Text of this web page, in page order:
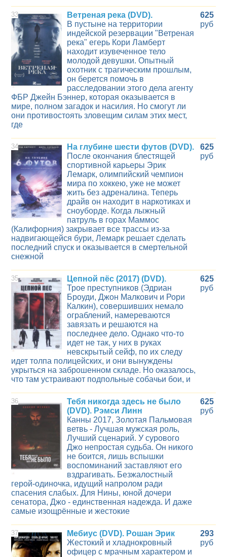
33
Ветреная река (DVD).
В пустыне на территории
индейской резервации "Ветреная
река" егерь Кори Ламберт
находит изувеченное тело
молодой девушки. Опытный
охотник с трагическим прошлым,
он берется помочь в
расследовании этого дела агенту
ФБР Джейн Бэннер, которая оказывается в
мире, полном загадок и насилия. Но смогут ли
они противостоять зловещим силам этих мест,
где
625
руб
34
На глубине шести футов (DVD).
После окончания блестящей
спортивной карьеры Эрик
Лемарк, олимпийский чемпион
мира по хоккею, уже не может
жить без адреналина. Теперь
драйв он находит в наркотиках и
сноуборде. Когда лыжный
патруль в горах Маммос
(Калифорния) закрывает все трассы из-за
надвигающейся бури, Лемарк решает сделать
последний спуск и оказывается в смертельной
снежной
625
руб
35
Цепной пёс (2017) (DVD).
Трое преступников (Эдриан
Броуди, Джон Малкович и Рори
Калкин), совершивших немало
ограблений, намереваются
завязать и решаются на
последнее дело. Однако что-то
идет не так, у них в руках
невскрытый сейф, по их следу
идет толпа полицейских, и они вынуждены
укрыться на заброшенном складе. Но оказалось,
что там устраивают подпольные собачьи бои, и
625
руб
36
Тебя никогда здесь не было
(DVD). Рэмси Линн
Канны 2017, Золотая Пальмовая
ветвь - Лучшая мужская роль,
Лучший сценарий. У сурового
Джо непростая судьба. Он никого
не боится, лишь вспышки
воспоминаний заставляют его
вздрагивать. Безжалостный
герой-одиночка, идущий напролом ради
спасения слабых. Для Нины, юной дочери
сенатора, Джо - единственная надежда. И даже
самые изощрённые и жестокие
625
руб
37
Мебиус (DVD). Рошан Эрик
Жестокий и хладнокровный
офицер с мрачным характером и
293
руб